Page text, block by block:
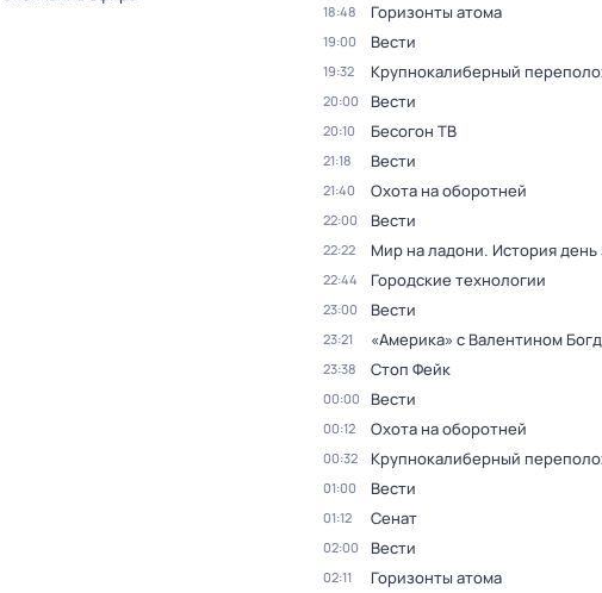
18:48 Горизонты атома
19:00 Вести
19:32 Крупнокалиберный
20:00 Вести
20:10 Бесогон ТВ
21:18 Вести
21:40 Охота на оборотней
22:00 Вести
22:22 Мир на ладони. История день
22:44 Городские технологии
23:00 Вести
23:21 «Америка» с Валентином
23:38 Стоп Фейк
00:00 Вести
00:12 Охота на оборотней
00:32 Крупнокалиберный
01:00 Вести
01:12 Сенат
02:00 Вести
02:11 Горизонты атома